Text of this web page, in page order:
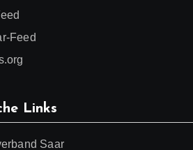
Feed
Links
Saar